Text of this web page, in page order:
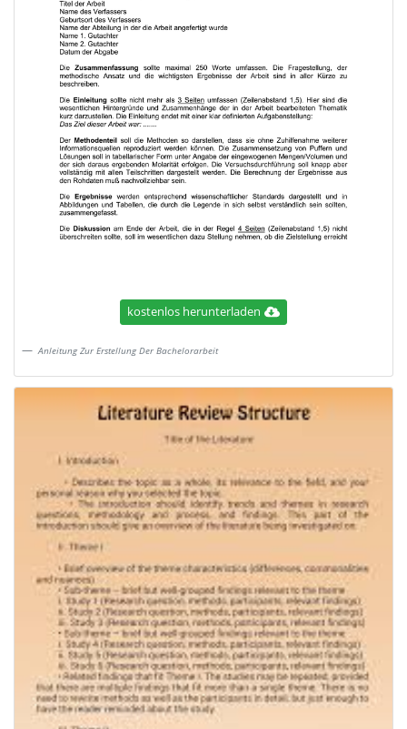
kostenlos herunterladen
Anleitung Zur Erstellung Der Bachelorarbeit